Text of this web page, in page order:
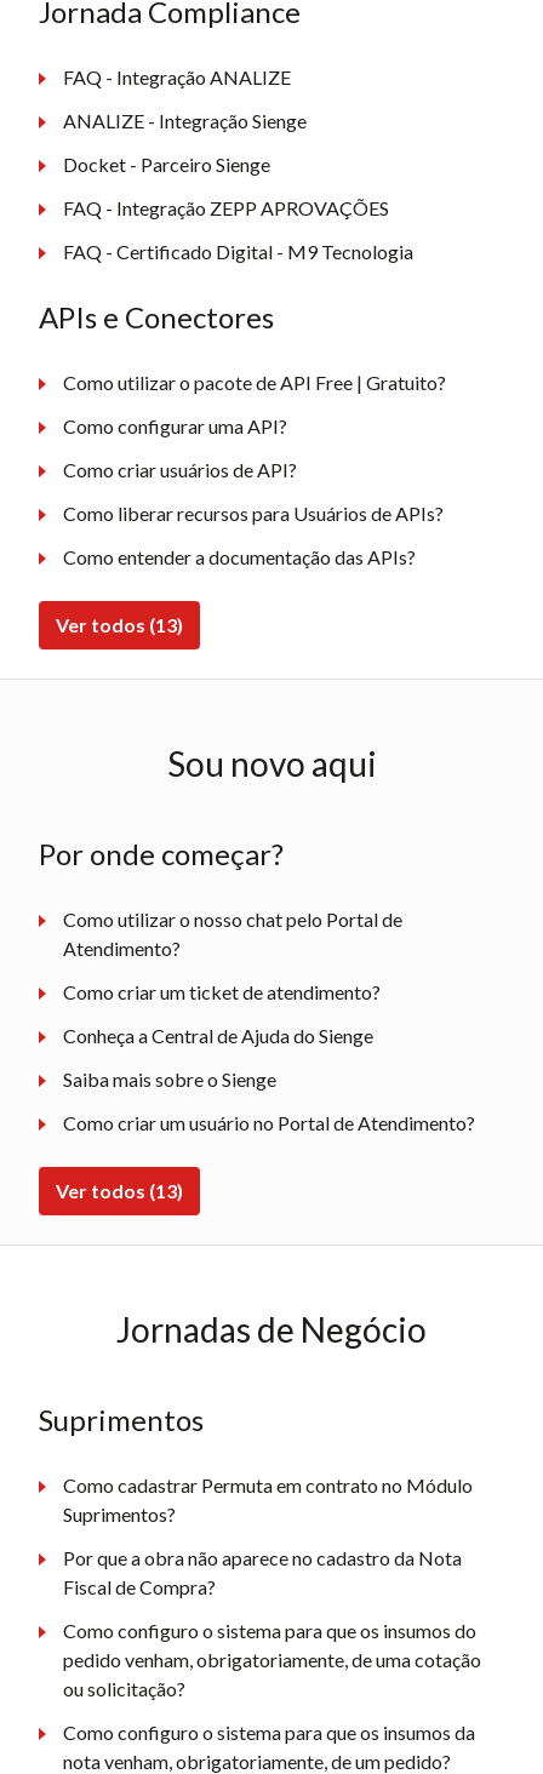
Jornada Compliance
FAQ - Integração ANALIZE
ANALIZE - Integração Sienge
Docket - Parceiro Sienge
FAQ - Integração ZEPP APROVAÇÕES
FAQ - Certificado Digital - M9 Tecnologia
APIs e Conectores
Como utilizar o pacote de API Free | Gratuito?
Como configurar uma API?
Como criar usuários de API?
Como liberar recursos para Usuários de APIs?
Como entender a documentação das APIs?
Ver todos (13)
Sou novo aqui
Por onde começar?
Como utilizar o nosso chat pelo Portal de
Atendimento?
Como criar um ticket de atendimento?
Conheça a Central de Ajuda do Sienge
Saiba mais sobre o Sienge
Como criar um usuário no Portal de Atendimento?
Ver todos (13)
Jornadas de Negócio
Suprimentos
Como cadastrar Permuta em contrato no Módulo
Suprimentos?
Por que a obra não aparece no cadastro da Nota
Fiscal de Compra?
Como configuro o sistema para que os insumos do
pedido venham, obrigatoriamente, de uma cotação
ou solicitação?
Como configuro o sistema para que os insumos da
nota venham, obrigatoriamente, de um pedido?